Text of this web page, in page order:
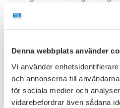
Denna webbplats använder
Vi använder
och annonserna till
för sociala medier och
vidarebefordrar även sådana
kvarteret Forskningen både
interiör. Fasaden har byggts
färgade i fyra olika nyanser
råbetong och i de sociala
betong som golv.
─ Vi är jättestolta över
extra roligt att vi fått veta att